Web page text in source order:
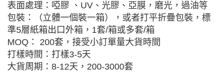
表面處理：啞膠 、UV、光膠、亞膜，磨光，過油等
包裝：（立體一個裝一箱），或者打平折疊包裝，標
準5層紙箱出口外箱，1套/箱或多套/箱
MOQ： 200套，接受小訂單量大貨時間
打樣時間：打樣3-5天
大貨周期：8-12天，200-3000套